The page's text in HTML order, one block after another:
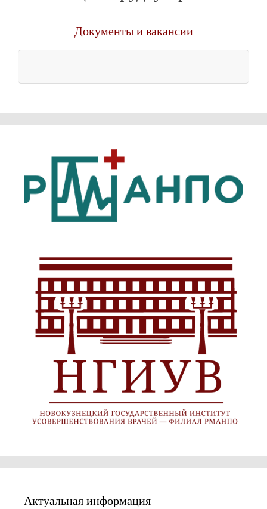
Документы и вакансии
Актуальная информация